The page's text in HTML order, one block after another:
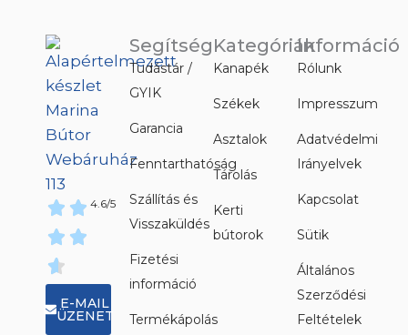
4.6/5
E-MAIL
ÜZENET
Segítség
Tudástár /
GYIK
Garancia
Fenntarthatóság
Szállítás és
Visszaküldés
Fizetési
információ
Termékápolás
Kategóriák
Kanapék
Székek
Asztalok
Tárolás
Kerti
bútorok
Információ
Rólunk
Impresszum
Adatvédelmi
Irányelvek
Kapcsolat
Sütik
Általános
Szerződési
Feltételek